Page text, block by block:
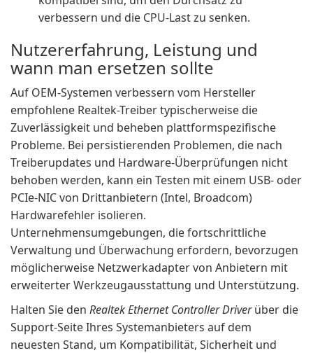
verbessern und die CPU-Last zu senken.
Nutzererfahrung, Leistung und
wann man ersetzen sollte
Auf OEM-Systemen verbessern vom Hersteller
empfohlene Realtek-Treiber typischerweise die
Zuverlässigkeit und beheben plattformspezifische
Probleme. Bei persistierenden Problemen, die nach
Treiberupdates und Hardware-Überprüfungen nicht
behoben werden, kann ein Testen mit einem USB- oder
PCIe-NIC von Drittanbietern (Intel, Broadcom)
Hardwarefehler isolieren.
Unternehmensumgebungen, die fortschrittliche
Verwaltung und Überwachung erfordern, bevorzugen
möglicherweise Netzwerkadapter von Anbietern mit
erweiterter Werkzeugausstattung und Unterstützung.
Halten Sie den Realtek Ethernet Controller Driverüber die
Support-Seite Ihres Systemanbieters auf dem
neuesten Stand, um Kompatibilität, Sicherheit und